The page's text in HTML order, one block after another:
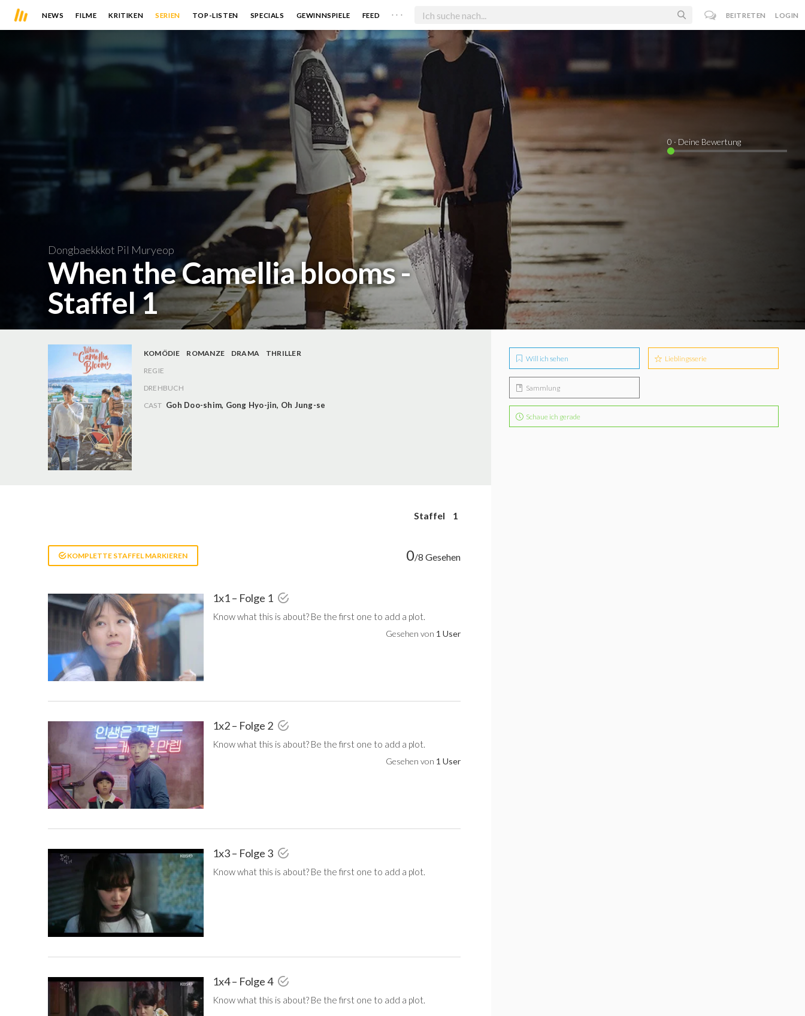
NEWS FILME KRITIKEN SERIEN TOP-LISTEN SPECIALS GEWINNSPIELE FEED . . . BEITRETEN LOGIN
Dongbaekkkot Pil Muryeop
When the Camellia blooms -
Staffel 1
0 · Deine Bewertung
KOMÖDIE ROMANZE DRAMA
THRILLER
REGIE
DREHBUCH
CAST Goh Doo-shim, Gong Hyo-jin, Oh Jung-se
Staffel 1
KOMPLETTE STAFFEL MARKIEREN 0/8 Gesehen
1x1 – Folge 1
Know what this is about? Be the first one to add a plot.
Gesehen von 1 User
1x2 – Folge 2
Know what this is about? Be the first one to add a plot.
Gesehen von 1 User
1x3 – Folge 3
Know what this is about? Be the first one to add a plot.
1x4 – Folge 4
Know what this is about? Be the first one to add a plot.
Will ich sehen Lieblingsserie
Sammlung
Schaue ich gerade